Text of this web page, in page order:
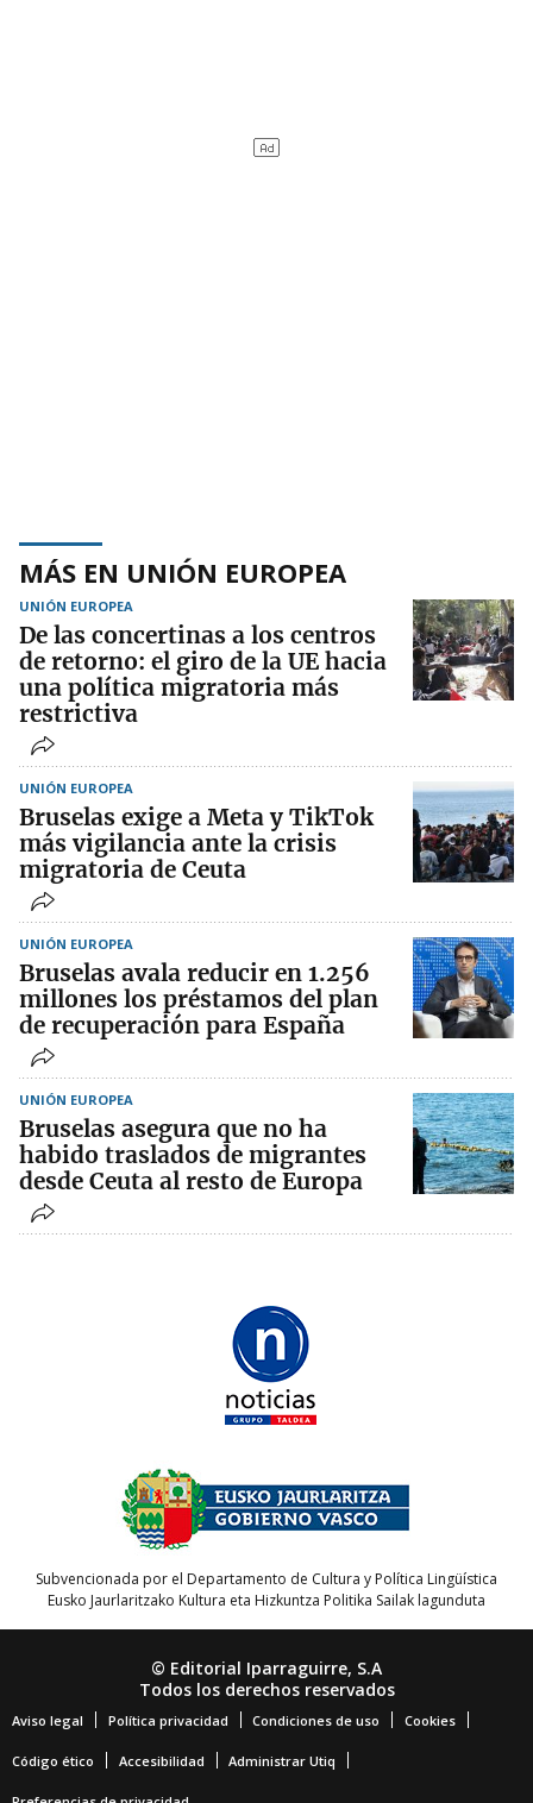
MÁS EN UNIÓN EUROPEA
UNIÓN EUROPEA
De las concertinas a los centros
de retorno: el giro de la UE hacia
una política migratoria más
restrictiva
UNIÓN EUROPEA
Bruselas exige a Meta y TikTok
más vigilancia ante la crisis
migratoria de Ceuta
UNIÓN EUROPEA
Bruselas avala reducir en 1.256
millones los préstamos del plan
de recuperación para España
UNIÓN EUROPEA
Bruselas asegura que no ha
habido traslados de migrantes
desde Ceuta al resto de Europa
Subvencionada por el Departamento de Cultura y Política Lingüística
Eusko Jaurlaritzako Kultura eta Hizkuntza Politika Sailak lagunduta
© Editorial Iparraguirre, S.A
Todos los derechos reservados
Aviso legal Política privacidad Condiciones de uso Cookies
Código ético Accesibilidad Administrar Utiq